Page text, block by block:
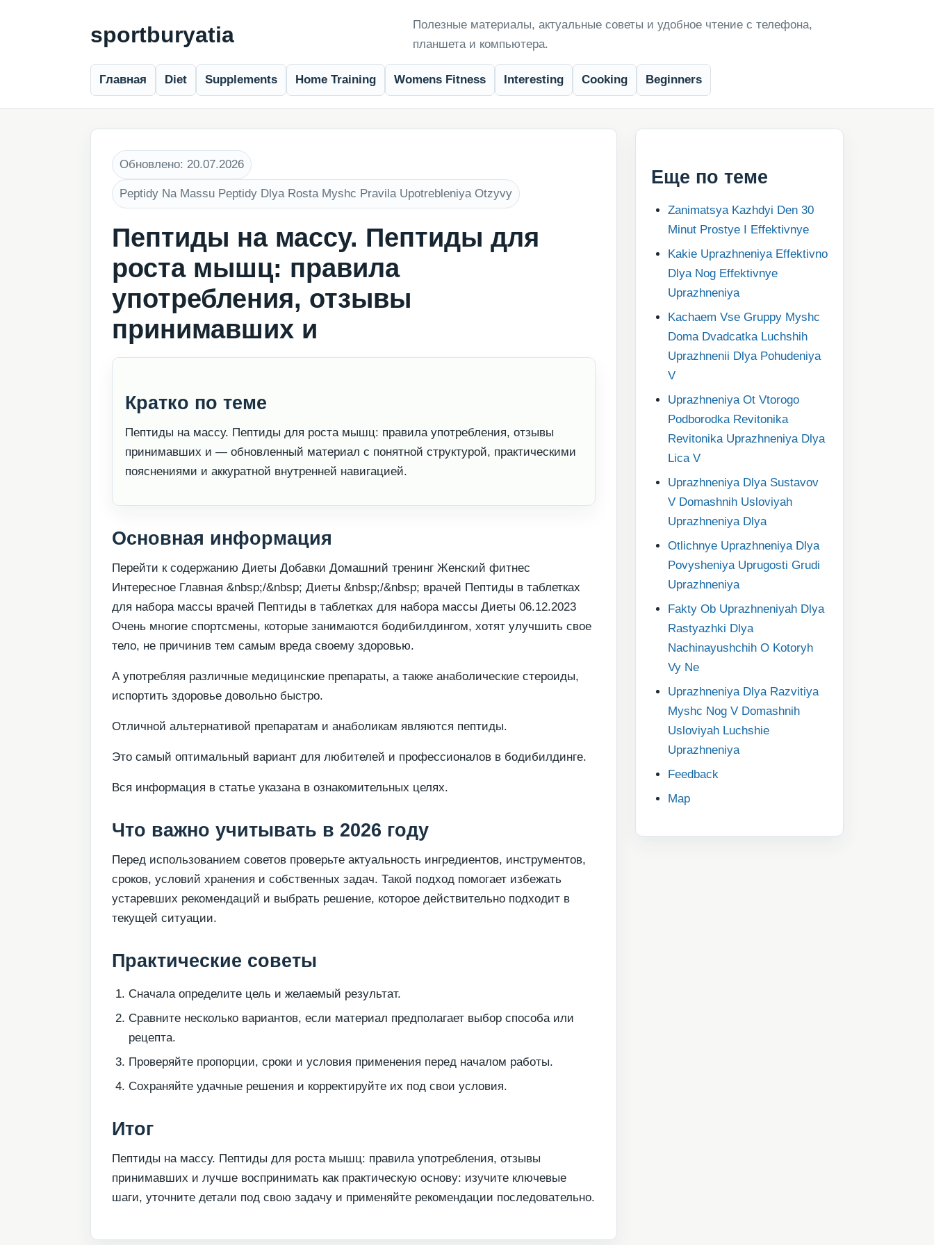
sportburyatia
Полезные материалы, актуальные советы и удобное чтение с телефона,
планшета и компьютера.
Главная Diet Supplements Home Training Womens Fitness Interesting Cooking Beginners
Обновлено: 20.07.2026
Peptidy Na Massu Peptidy Dlya Rosta Myshc Pravila Upotrebleniya Otzyvy
Пептиды на массу. Пептиды для
роста мышц: правила
употребления, отзывы
принимавших и
Кратко по теме
Пептиды на массу. Пептиды для роста мышц: правила употребления, отзывы
принимавших и — обновленный материал с понятной структурой, практическими
пояснениями и аккуратной внутренней навигацией.
Основная информация
Перейти к содержанию Диеты Добавки Домашний тренинг Женский фитнес
Интересное Главная &nbsp;/&nbsp; Диеты &nbsp;/&nbsp; врачей Пептиды в таблетках
для набора массы врачей Пептиды в таблетках для набора массы Диеты 06.12.2023
Очень многие спортсмены, которые занимаются бодибилдингом, хотят улучшить свое
тело, не причинив тем самым вреда своему здоровью.
А употребляя различные медицинские препараты, а также анаболические стероиды,
испортить здоровье довольно быстро.
Отличной альтернативой препаратам и анаболикам являются пептиды.
Это самый оптимальный вариант для любителей и профессионалов в бодибилдинге.
Вся информация в статье указана в ознакомительных целях.
Что важно учитывать в 2026 году
Перед использованием советов проверьте актуальность ингредиентов, инструментов,
сроков, условий хранения и собственных задач. Такой подход помогает избежать
устаревших рекомендаций и выбрать решение, которое действительно подходит в
текущей ситуации.
Практические советы
Сначала определите цель и желаемый результат.
Сравните несколько вариантов, если материал предполагает выбор способа или
рецепта.
Проверяйте пропорции, сроки и условия применения перед началом работы.
Сохраняйте удачные решения и корректируйте их под свои условия.
Итог
Пептиды на массу. Пептиды для роста мышц: правила употребления, отзывы
принимавших и лучше воспринимать как практическую основу: изучите ключевые
шаги, уточните детали под свою задачу и применяйте рекомендации последовательно.
Еще по теме
Zanimatsya Kazhdyi Den 30
Minut Prostye I Effektivnye
Kakie Uprazhneniya Effektivno
Dlya Nog Effektivnye
Uprazhneniya
Kachaem Vse Gruppy Myshc
Doma Dvadcatka Luchshih
Uprazhnenii Dlya Pohudeniya
V
Uprazhneniya Ot Vtorogo
Podborodka Revitonika
Revitonika Uprazhneniya Dlya
Lica V
Uprazhneniya Dlya Sustavov
V Domashnih Usloviyah
Uprazhneniya Dlya
Otlichnye Uprazhneniya Dlya
Povysheniya Uprugosti Grudi
Uprazhneniya
Fakty Ob Uprazhneniyah Dlya
Rastyazhki Dlya
Nachinayushchih O Kotoryh
Vy Ne
Uprazhneniya Dlya Razvitiya
Myshc Nog V Domashnih
Usloviyah Luchshie
Uprazhneniya
Feedback
Map